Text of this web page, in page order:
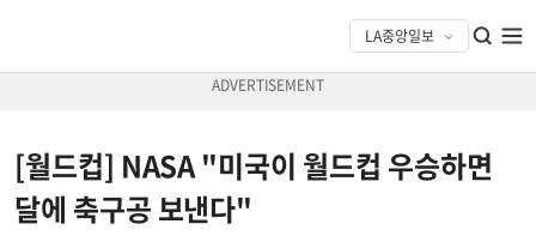
[월드컵] NASA "미국이 월드컵 우승하면
달에 축구공 보낸다"